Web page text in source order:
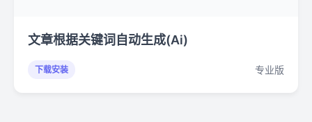
文章根据关键词自动生成(Ai)
下载安装 专业版